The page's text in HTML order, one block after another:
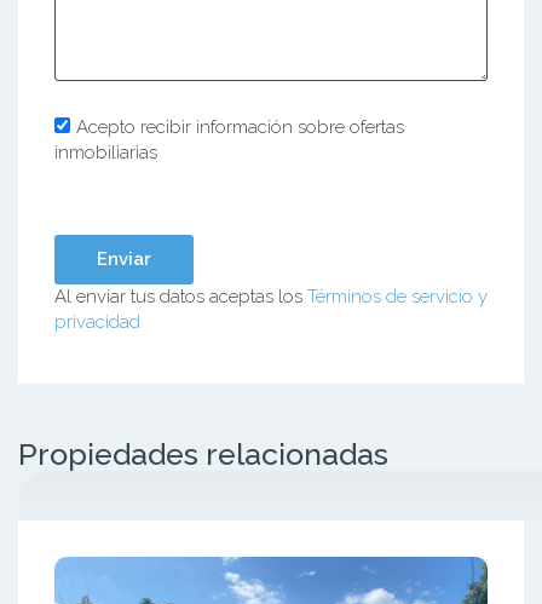
Acepto recibir información sobre ofertas
inmobiliarias
Al enviar tus datos aceptas los Términos de servicio y
privacidad
Propiedades relacionadas